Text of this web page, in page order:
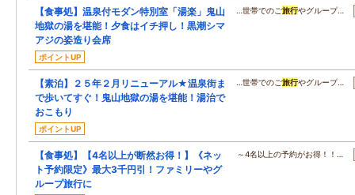
【食事処】温泉付モダン特別室「湯楽」鬼山
地獄の湯を堪能！夕食はイチ押し！黒潮シマ
アジの姿造り会席
ポイントUP
…世帯でのご旅行やグループ…
【素泊】２５年２月リニューアル★温泉街ま
で歩いてすぐ！鬼山地獄の湯を堪能！湯治で
おこもり
ポイントUP
…世帯でのご旅行やグループ…
【食事処】【4名以上が断然お得！】《ネッ
ト予約限定》最大3千円引！ファミリーやグ
ループ旅行に
～4名以上の予約がお得！！…